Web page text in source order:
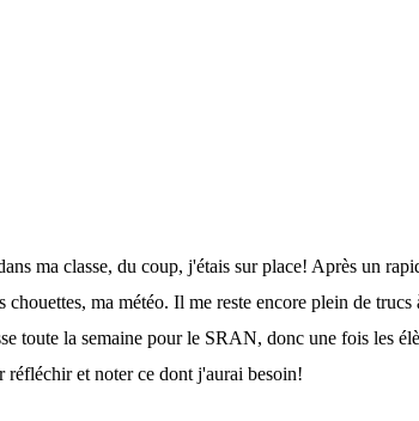
ma classe, du coup, j'étais sur place! Après un
ma météo. Il me reste encore plein de trucs
toute la semaine pour le SRAN, donc une fois les
réfléchir et noter ce dont j'aurai besoin!